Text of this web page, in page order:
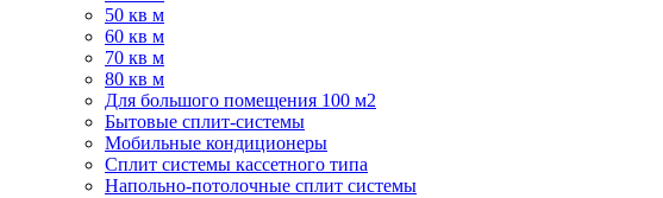
50 кв м
60 кв м
70 кв м
80 кв м
Для большого помещения 100 м2
Бытовые сплит-системы
Мобильные кондиционеры
Сплит системы кассетного типа
Напольно-потолочные сплит системы